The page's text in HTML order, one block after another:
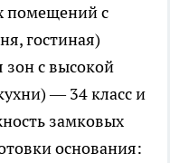
помещений с
гостиная)
зон с высокой
— 34 класс и
замковых
основания: